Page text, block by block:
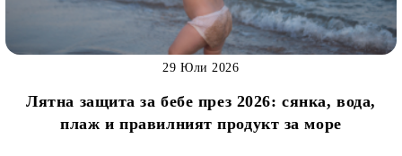
Лятна защита за бебе през 2026: сянка, вода,
плаж и правилният продукт за море
29 Юли 2026